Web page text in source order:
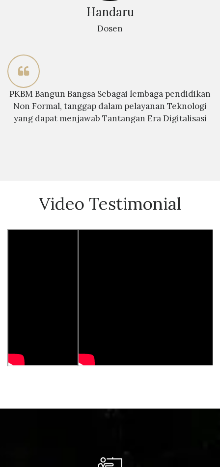
Handaru
Dosen
PKBM Bangun Bangsa Sebagai lembaga pendidikan
Non Formal, tanggap dalam pelayanan Teknologi
yang dapat menjawab Tantangan Era Digitalisasi
Video Testimonial